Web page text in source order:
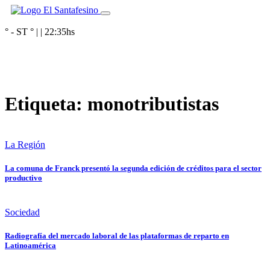
° - ST ° | | 22:35hs
Etiqueta: monotributistas
La Región
La comuna de Franck presentó la segunda edición de créditos para el sector
productivo
Sociedad
Radiografía del mercado laboral de las plataformas de reparto en
Latinoamérica